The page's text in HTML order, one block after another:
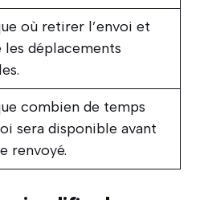
où retirer l’envoi et
les déplacements
combien de temps
sera disponible avant
renvoyé.